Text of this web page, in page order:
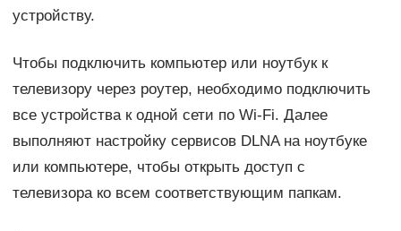
устройству.
Чтобы подключить компьютер или ноутбук к
телевизору через роутер, необходимо подключить
все устройства к одной сети по Wi-Fi. Далее
выполняют настройку сервисов DLNA на ноутбуке
или компьютере, чтобы открыть доступ с
телевизора ко всем соответствующим папкам.